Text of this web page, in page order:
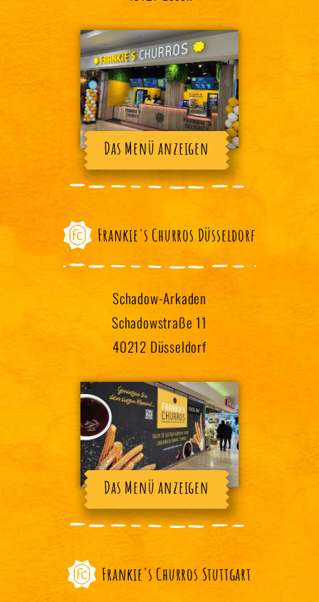
Das Menü anzeigen
Frankie's Churros Düsseldorf
Schadow-Arkaden
Schadowstraße 11
40212 Düsseldorf
Das Menü anzeigen
Frankie's Churros Stuttgart